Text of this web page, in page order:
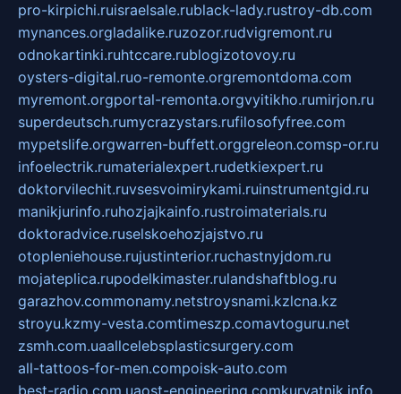
pro-kirpichi.ruisraelsale.rublack-lady.rustroy-db.com
mynances.orgladalike.ruzozor.rudvigremont.ru
odnokartinki.ruhtccare.rublogizotovoy.ru
oysters-digital.ruo-remonte.orgremontdoma.com
myremont.orgportal-remonta.orgvyitikho.rumirjon.ru
superdeutsch.rumycrazystars.rufilosofyfree.com
mypetslife.orgwarren-buffett.orggreleon.comsp-or.ru
infoelectrik.rumaterialexpert.rudetkiexpert.ru
doktorvilechit.ruvsesvoimirykami.ruinstrumentgid.ru
manikjurinfo.ruhozjajkainfo.rustroimaterials.ru
doktoradvice.ruselskoehozjajstvo.ru
otopleniehouse.rujustinterior.ruchastnyjdom.ru
mojateplica.rupodelkimaster.rulandshaftblog.ru
garazhov.commonamy.netstroysnami.kzlcna.kz
stroyu.kzmy-vesta.comtimeszp.comavtoguru.net
zsmh.com.uaallcelebsplasticsurgery.com
all-tattoos-for-men.compoisk-auto.com
best-radio.com.uaost-engineering.comkuryatnik.info